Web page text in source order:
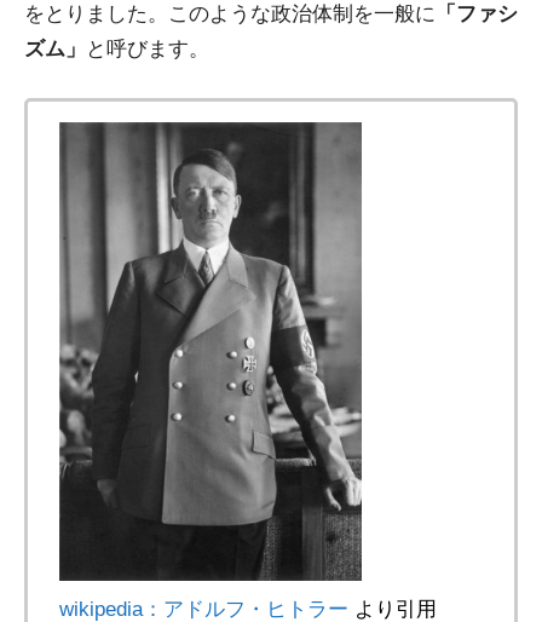
をとりました。このような政治体制を一般に
「ファシ
ズム」
と呼びます。
wikipedia：アドルフ・ヒトラー より引用